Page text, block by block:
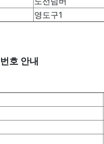
영도구1
호 안내